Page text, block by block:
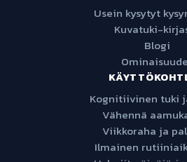
Usein kysytyt
Kuvatuki-
Blogi
Kognitiivinen tuki
Vähennä
Viikkoraha ja
Ilmainen